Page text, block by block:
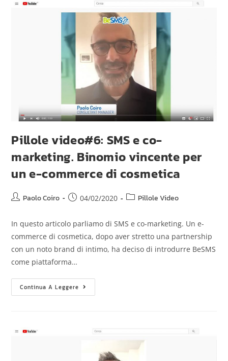
Pillole video#6: SMS e co-
marketing. Binomio vincente per
un e-commerce di cosmetica
Paolo Coiro 04/02/2020 Pillole Video
In questo articolo parliamo di SMS e co-marketing. Un e-
commerce di cosmetica, dopo aver stretto una partnership
con un noto brand di intimo, ha deciso di introdurre BeSMS
come piattaforma…
Continua A Leggere